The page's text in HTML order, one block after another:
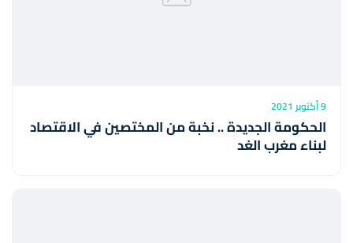
9 أكتوبر 2021
الحكومة الجديدة .. نخبة من المختصين في الاقتصاد
لبناء مغرب الغد